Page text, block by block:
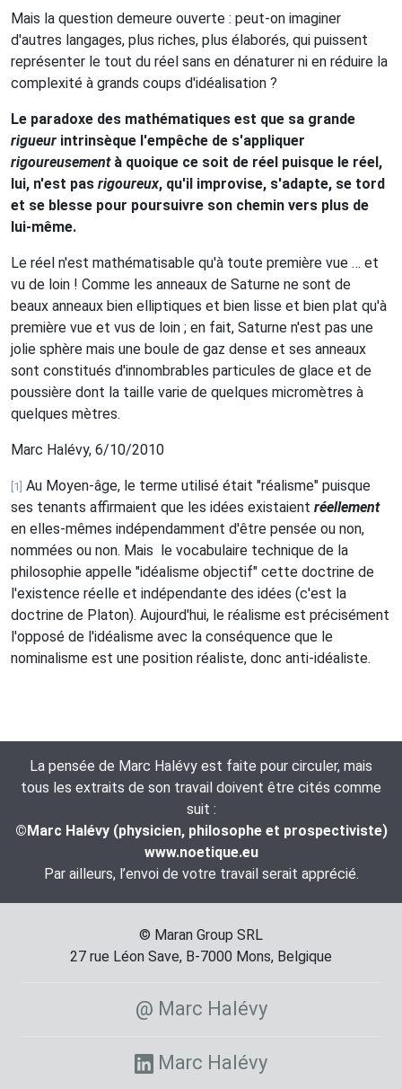
Mais la question demeure ouverte : peut-on imaginer
d'autres langages, plus riches, plus élaborés, qui puissent
représenter le tout du réel sans en dénaturer ni en réduire la
complexité à grands coups d'idéalisation ?
Le paradoxe des mathématiques est que sa grande
rigueur intrinsèque l'empêche de s'appliquer
rigoureusementà quoique ce soit de réel puisque le réel,
lui, n'est pas rigoureux, qu'il improvise, s'adapte, se tord
et se blesse pour poursuivre son chemin vers plus de
lui-même.
Le réel n'est mathématisable qu'à toute première vue … et
vu de loin ! Comme les anneaux de Saturne ne sont de
beaux anneaux bien elliptiques et bien lisse et bien plat qu'à
première vue et vus de loin ; en fait, Saturne n'est pas une
jolie sphère mais une boule de gaz dense et ses anneaux
sont constitués d'innombrables particules de glace et de
poussière dont la taille varie de quelques micromètres à
quelques mètres.
Marc Halévy, 6/10/2010
[1] Au Moyen-âge, le terme utilisé était "réalisme" puisque
ses tenants affirmaient que les idées existaient réellement
en elles-mêmes indépendamment d'être pensée ou non,
nommées ou non. Mais le vocabulaire technique de la
philosophie appelle "idéalisme objectif" cette doctrine de
l'existence réelle et indépendante des idées (c'est la
doctrine de Platon). Aujourd'hui, le réalisme est précisément
l'opposé de l'idéalisme avec la conséquence que le
nominalisme est une position réaliste, donc anti-idéaliste.
La pensée de Marc Halévy est faite pour circuler, mais
tous les extraits de son travail doivent être cités comme
suit :
©Marc Halévy (physicien, philosophe et prospectiviste)
www.noetique.eu
Par ailleurs, l’envoi de votre travail serait apprécié.
© Maran Group SRL
27 rue Léon Save, B-7000 Mons, Belgique
@ Marc Halévy
Marc Halévy